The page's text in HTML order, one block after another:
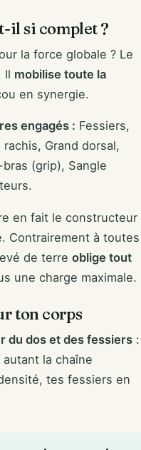
il si complet ?
la force globale ? Le
Il mobilise toute la
en synergie.
engagés : Fessiers,
Grand dorsal,
(grip), Sangle
en fait le constructeur
Contrairement à toutes
de terre oblige tout
une charge maximale.
ton corps
du dos et des fessiers :
la chaîne
tes fessiers en